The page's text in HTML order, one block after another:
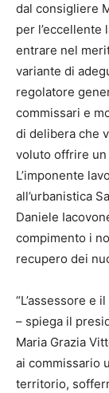
dal consigliere
per l’eccellente
entrare nel
variante di
regolatore
commissari e
di delibera che
voluto offrire
L’imponente
all’urbanistica
Daniele
compimento i
recupero dei
“L’assessore e
– spiega il
Maria Grazia
ai commissario
territorio,